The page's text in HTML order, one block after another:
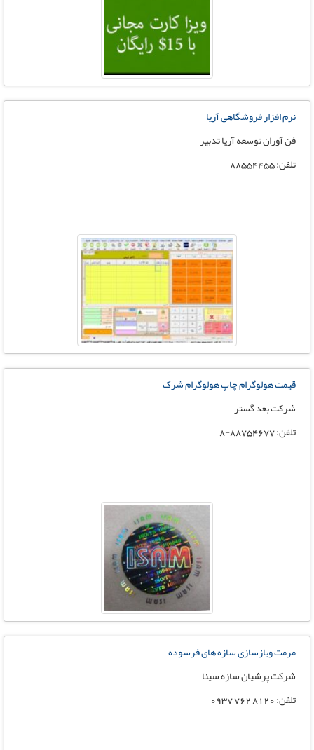
نرم افزار فروشگاهی آریا
فن آوران توسعه آریا تدبیر
تلفن: 88554455
قیمت هولوگرام چاپ هولوگرام شرک
شرکت بعد گستر
تلفن: 88754677-8
مرمت وبازسازی سازه های فرسوده
شرکت پرشیان سازه سینا
تلفن: 8120 762 0937